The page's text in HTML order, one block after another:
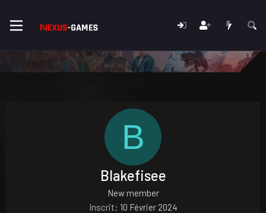
B
Blakefisee
New member
Inscrit
10 Février 2024